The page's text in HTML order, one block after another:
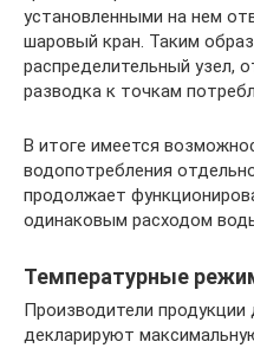
установленными на нем
шаровый кран. Таким
распределительный узел,
разводка к точкам
В итоге имеется
водопотребления
продолжает
одинаковым расходом
Температурные
Производители
декларируют